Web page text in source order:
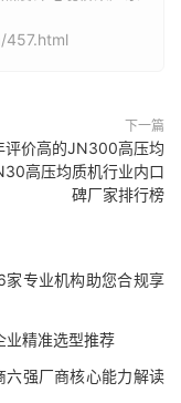
457.html
下一篇
评价高的JN300高压均
高压均质机行业内口
碑厂家排行榜
专业机构助您合规享
业精准选型推荐
强厂商核心能力解读